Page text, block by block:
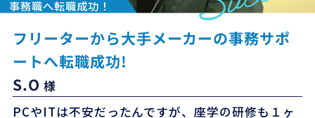
事務職へ転職成功！
フリーターから大手メーカーの事務サポ
ートへ転職成功!
S.O 様
PCやITは不安だったんですが、座学の研修も１ヶ